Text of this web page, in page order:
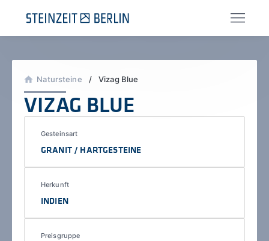
springen
/
Natursteine / Vizag Blue
VIZAG BLUE
GRANIT / HARTGESTEINE
Gesteinsart
INDIEN
Herkunft
Preisgruppe